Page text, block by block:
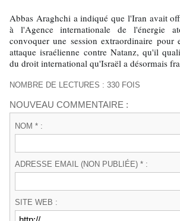
Abbas Araghchi a indiqué que l'Iran avait
à l'Agence internationale de l'énergie
convoquer une session extraordinaire pour
attaque israélienne contre Natanz, qu'il
du droit international qu'Israël a désormais
NOMBRE DE LECTURES : 330 FOIS
NOUVEAU COMMENTAIRE :
NOM * :
ADRESSE EMAIL (NON PUBLIÉE) * :
SITE WEB :